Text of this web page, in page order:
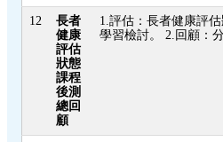
12
長者
健康
評估
狀態
課程
後測
總回
顧
1.評估：長者健康評
學習檢討。 2.回顧：